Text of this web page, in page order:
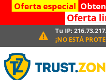
Oferta especial
Oferta
Tu IP:
¡NO ESTÁ